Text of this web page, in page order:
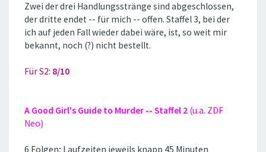
Zwei der drei Handlungsstränge sind abgeschlossen,
der dritte endet -- für mich -- offen. Staffel 3, bei der
ich auf jeden Fall wieder dabei wäre, ist, so weit mir
bekannt, noch (?) nicht bestellt.
Für S2: 8/10
A Good Girl's Guide to Murder -- Staffel 2 (u.a. ZDF
Neo)
6 Folgen; Laufzeiten jeweils knapp 45 Minuten